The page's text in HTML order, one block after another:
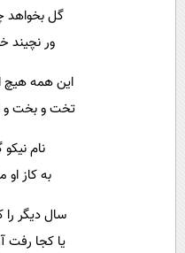
گل بخواهد
ور نچیند
این همه
تخت و بخت و
نام
به کاز او
سال دیگر
یا کجا رفت